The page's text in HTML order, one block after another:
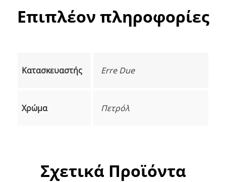
Επιπλέον πληροφορίες
Κατασκευαστής Erre Due
Χρώμα Πετρόλ
Σχετικά Προϊόντα